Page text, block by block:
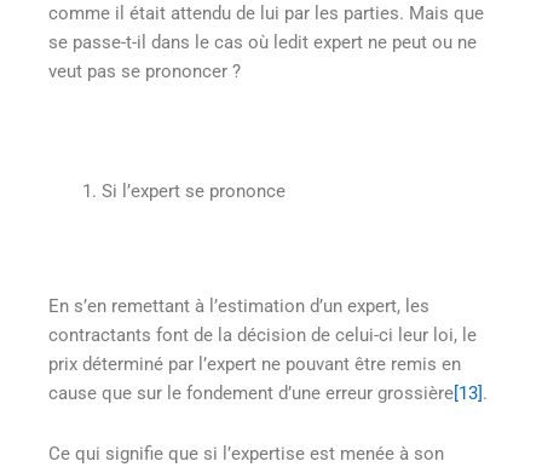
comme il était attendu de lui par les parties. Mais que
se passe-t-il dans le cas où ledit expert ne peut ou ne
veut pas se prononcer ?
Si l’expert se prononce
En s’en remettant à l’estimation d’un expert, les
contractants font de la décision de celui-ci leur loi, le
prix déterminé par l’expert ne pouvant être remis en
cause que sur le fondement d’une erreur grossière[13].
Ce qui signifie que si l’expertise est menée à son